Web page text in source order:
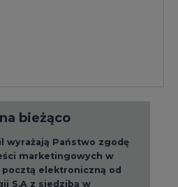
bieżąco
wyrażają Państwo zgodę
marketingowych w
elektroniczną od
S.A z siedzibą w